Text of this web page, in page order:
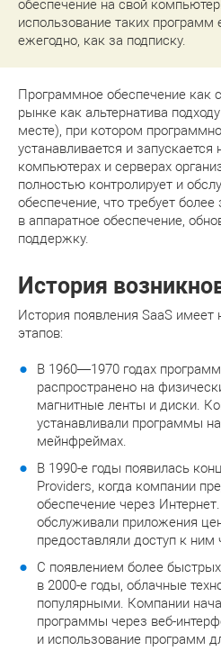
обеспечение на свой
использование таких
ежегодно, как за подписку.
Программное обеспечение как
рынке как альтернатива
месте), при котором
устанавливается и запускается
компьютерах и серверах
полностью контролирует и
обеспечение, что требует
в аппаратное обеспечение,
поддержку.
История
История появления SaaS
этапов:
В 1960—1970 годах
распространено на
магнитные ленты и диски.
устанавливали программы
мейнфреймах.
В 1990-е годы появилась
Providers, когда компании
обеспечение через
обслуживали приложения
предоставляли доступ к ним
С появлением более
в 2000-е годы, облачные
популярными. Компании
программы через веб-
и использование программ